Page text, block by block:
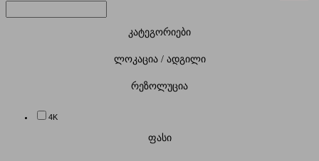
კატეგორიები
ლოკაცია / ადგილი
რეზოლუცია
4K
ფასი